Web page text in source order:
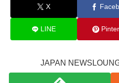
X
LINE
JAPAN